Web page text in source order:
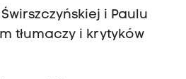
i Paulu
tłumaczy i krytyków